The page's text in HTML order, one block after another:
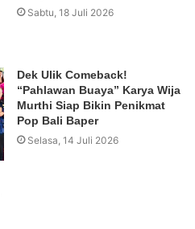
Sabtu, 18 Juli 2026
Dek Ulik Comeback!
“Pahlawan Buaya” Karya Wija
Murthi Siap Bikin Penikmat
Pop Bali Baper
Selasa, 14 Juli 2026